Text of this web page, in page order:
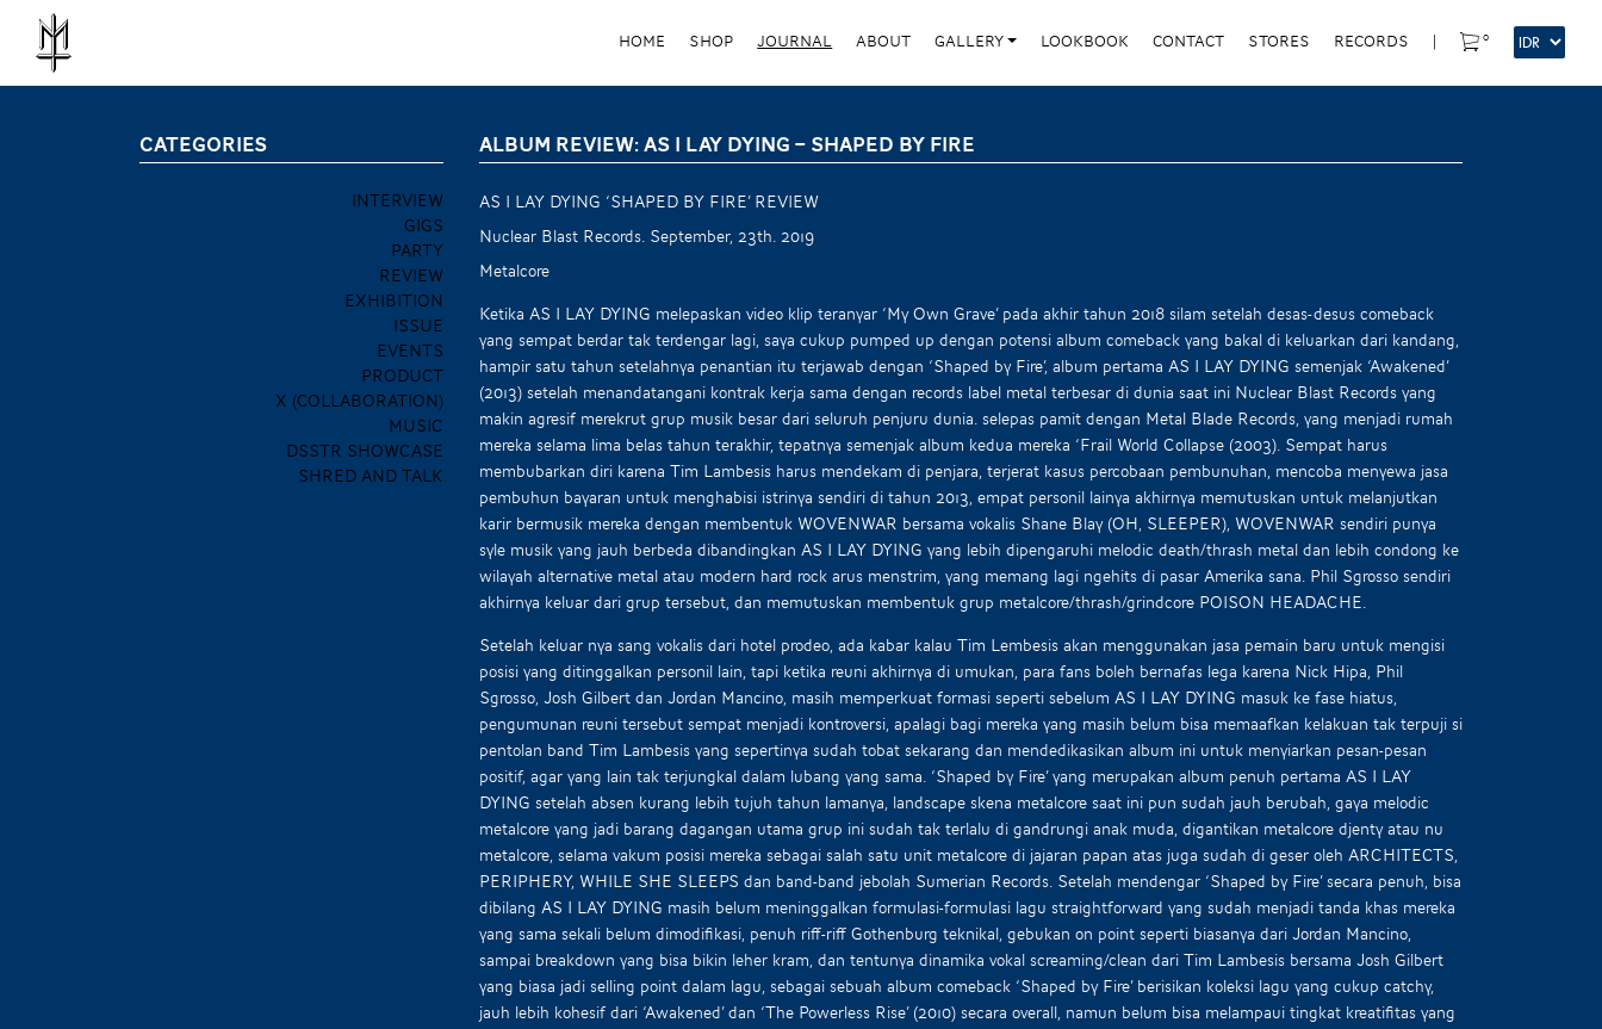
HOME SHOP JOURNAL ABOUT GALLERY LOOKBOOK CONTACT STORES RECORDS 0
ALBUM REVIEW: AS I LAY DYING – SHAPED BY FIRE
AS I LAY DYING ‘SHAPED BY FIRE’ REVIEW
Nuclear Blast Records. September, 23th. 2019
Metalcore
Ketika AS I LAY DYING melepaskan video klip teranyar ‘My Own Grave’ pada akhir tahun 2018 silam setelah desas-desus comeback
yang sempat berdar tak terdengar lagi, saya cukup pumped up dengan potensi album comeback yang bakal di keluarkan dari kandang,
hampir satu tahun setelahnya penantian itu terjawab dengan ‘Shaped by Fire’, album pertama AS I LAY DYING semenjak ‘Awakened’
(2013) setelah menandatangani kontrak kerja sama dengan records label metal terbesar di dunia saat ini Nuclear Blast Records yang
makin agresif merekrut grup musik besar dari seluruh penjuru dunia. selepas pamit dengan Metal Blade Records, yang menjadi rumah
mereka selama lima belas tahun terakhir, tepatnya semenjak album kedua mereka ‘Frail World Collapse (2003). Sempat harus
membubarkan diri karena Tim Lambesis harus mendekam di penjara, terjerat kasus percobaan pembunuhan, mencoba menyewa jasa
pembuhun bayaran untuk menghabisi istrinya sendiri di tahun 2013, empat personil lainya akhirnya memutuskan untuk melanjutkan
karir bermusik mereka dengan membentuk WOVENWAR bersama vokalis Shane Blay (OH, SLEEPER), WOVENWAR sendiri punya
syle musik yang jauh berbeda dibandingkan AS I LAY DYING yang lebih dipengaruhi melodic death/thrash metal dan lebih condong ke
wilayah alternative metal atau modern hard rock arus menstrim, yang memang lagi ngehits di pasar Amerika sana. Phil Sgrosso sendiri
akhirnya keluar dari grup tersebut, dan memutuskan membentuk grup metalcore/thrash/grindcore POISON HEADACHE.
Setelah keluar nya sang vokalis dari hotel prodeo, ada kabar kalau Tim Lembesis akan menggunakan jasa pemain baru untuk mengisi
posisi yang ditinggalkan personil lain, tapi ketika reuni akhirnya di umukan, para fans boleh bernafas lega karena Nick Hipa, Phil
Sgrosso, Josh Gilbert dan Jordan Mancino, masih memperkuat formasi seperti sebelum AS I LAY DYING masuk ke fase hiatus,
pengumunan reuni tersebut sempat menjadi kontroversi, apalagi bagi mereka yang masih belum bisa memaafkan kelakuan tak terpuji si
pentolan band Tim Lambesis yang sepertinya sudah tobat sekarang dan mendedikasikan album ini untuk menyiarkan pesan-pesan
positif, agar yang lain tak terjungkal dalam lubang yang sama. ‘Shaped by Fire’ yang merupakan album penuh pertama AS I LAY
DYING setelah absen kurang lebih tujuh tahun lamanya, landscape skena metalcore saat ini pun sudah jauh berubah, gaya melodic
metalcore yang jadi barang dagangan utama grup ini sudah tak terlalu di gandrungi anak muda, digantikan metalcore djenty atau nu
metalcore, selama vakum posisi mereka sebagai salah satu unit metalcore di jajaran papan atas juga sudah di geser oleh ARCHITECTS,
PERIPHERY, WHILE SHE SLEEPS dan band-band jebolah Sumerian Records. Setelah mendengar ‘Shaped by Fire’ secara penuh, bisa
dibilang AS I LAY DYING masih belum meninggalkan formulasi-formulasi lagu straightforward yang sudah menjadi tanda khas mereka
yang sama sekali belum dimodifikasi, penuh riff-riff Gothenburg teknikal, gebukan on point seperti biasanya dari Jordan Mancino,
sampai breakdown yang bisa bikin leher kram, dan tentunya dinamika vokal screaming/clean dari Tim Lambesis bersama Josh Gilbert
yang biasa jadi selling point dalam lagu, sebagai sebuah album comeback ‘Shaped by Fire’ berisikan koleksi lagu yang cukup catchy,
jauh lebih kohesif dari ‘Awakened’ dan ‘The Powerless Rise’ (2010) secara overall, namun belum bisa melampaui tingkat kreatifitas yang
CATEGORIES
INTERVIEW
GIGS
PARTY
REVIEW
EXHIBITION
ISSUE
EVENTS
PRODUCT
X (COLLABORATION)
MUSIC
DSSTR SHOWCASE
SHRED AND TALK